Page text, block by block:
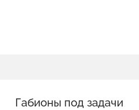
Габионы под задачи